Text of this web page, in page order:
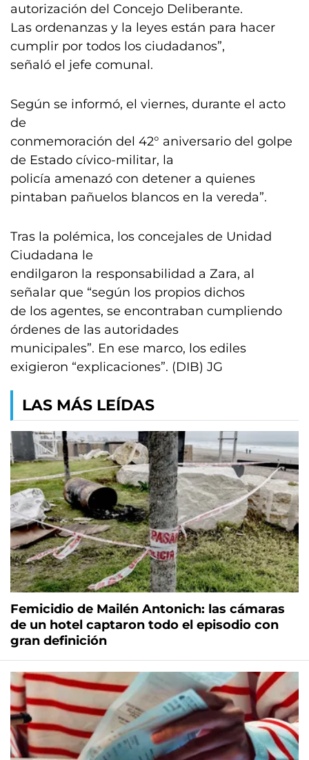
autorización del Concejo Deliberante.
Las ordenanzas y la leyes están para hacer
cumplir por todos los ciudadanos”,
señaló el jefe comunal.
Según se informó, el viernes, durante el acto
de
conmemoración del 42° aniversario del golpe
de Estado cívico-militar, la
policía amenazó con detener a quienes
pintaban pañuelos blancos en la vereda”.
Tras la polémica, los concejales de Unidad
Ciudadana le
endilgaron la responsabilidad a Zara, al
señalar que “según los propios dichos
de los agentes, se encontraban cumpliendo
órdenes de las autoridades
municipales”. En ese marco, los ediles
exigieron “explicaciones”. (DIB) JG
LAS MÁS LEÍDAS
Femicidio de Mailén Antonich: las cámaras
de un hotel captaron todo el episodio con
gran definición